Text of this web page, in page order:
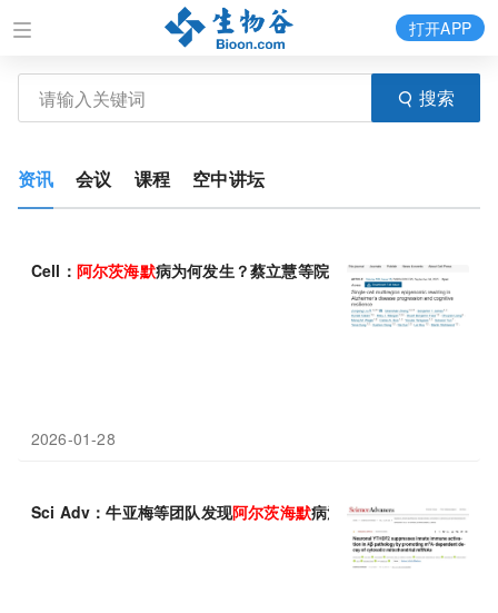
搜索
打开APP
资讯 会议 课程 空中讲坛
Cell： 阿尔茨海默病为何发生？蔡立慧等院士团队揭示阿 尔茨
2026-01-28
Sci Adv：牛亚梅等团队发现阿尔茨海默病治疗新靶点